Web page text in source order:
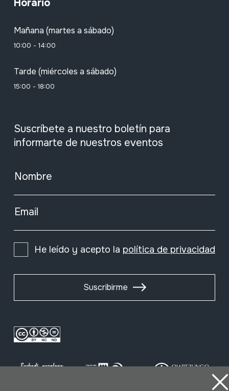
Horario
Mañana (martes a sábado)
10:00 - 14:00
Tarde (miércoles a sábado)
15:00 - 18:00
Suscríbete a nuestro boletín para
informarte de nuestros eventos
Nombre
Email
He leído y acepto la política de privacidad
Suscribirme